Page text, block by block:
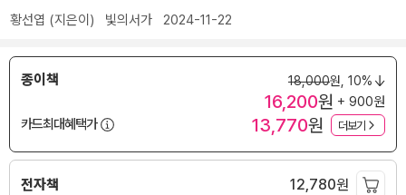
황선엽 (지은이) 빛의서가 2024-11-22
종이책 18,000원, 10%
16,200원 + 900원
카드최대혜택가
13,770원 더보기
전자책 12,780원